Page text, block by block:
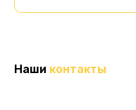
Наши контакты